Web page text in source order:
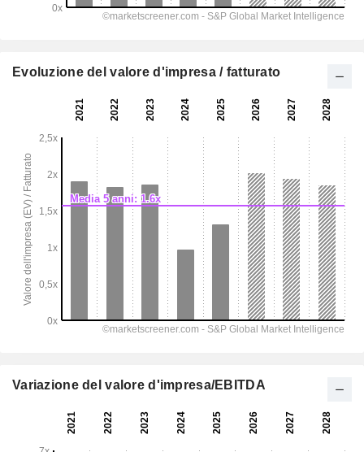
Evoluzione del valore d'impresa / fatturato
Variazione del valore d'impresa/EBITDA